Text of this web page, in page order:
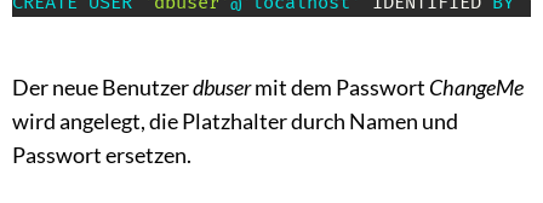
Der neue Benutzerdbusermit dem Passwort ChangeMe
wird angelegt, die Platzhalter durch Namen und
Passwort ersetzen.